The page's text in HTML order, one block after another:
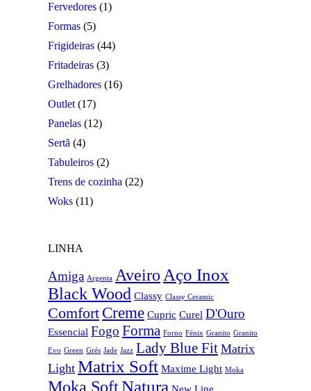
Fervedores (1)
Formas (5)
Frigideiras (44)
Fritadeiras (3)
Grelhadores (16)
Outlet (17)
Panelas (12)
Sertã (4)
Tabuleiros (2)
Trens de cozinha (22)
Woks (11)
LINHA
Amiga Argenta Aveiro Aço Inox
Black Wood Classy Classy Ceramic
Comfort Creme Cupric Curel D'Ouro
Essencial Fogo Forma Forno Fénix Granito Granito
Evo Green Grés Jade Jazz Lady Blue Fit Matrix
Light Matrix Soft Maxime Light Moka
Moka SoftNatura